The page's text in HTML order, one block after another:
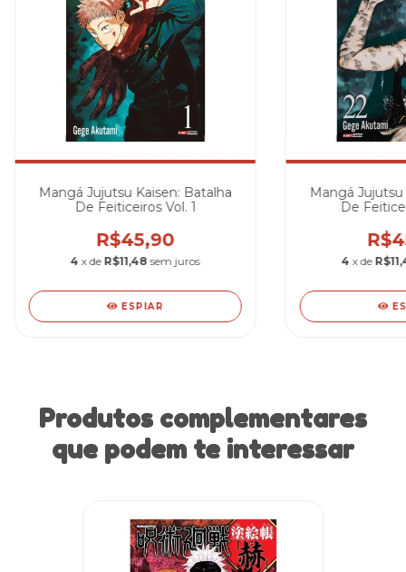
Mangá Jujutsu Kaisen: Batalha
De Feiticeiros Vol. 1
R$45,90
4 x de R$11,48 sem juros
ESPIAR
Mangá Jujutsu
De
4 x de
Produtos complementares
que podem te interessar